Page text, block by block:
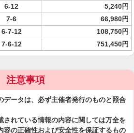
6-12
5,240円
7-6
66,980円
6-7-12
108,750円
7-6-12 751,450円
注意事項
データは、必ず主催者発行のものと照合
されている情報の内容に関しては万全を
容の正確性および安全性を保証するもの